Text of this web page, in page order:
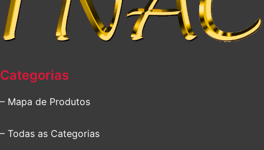
Categorias
– Mapa de Produtos
– Todas as Categorias